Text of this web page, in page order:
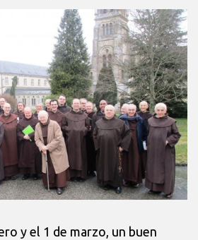
y el 1 de marzo, un buen